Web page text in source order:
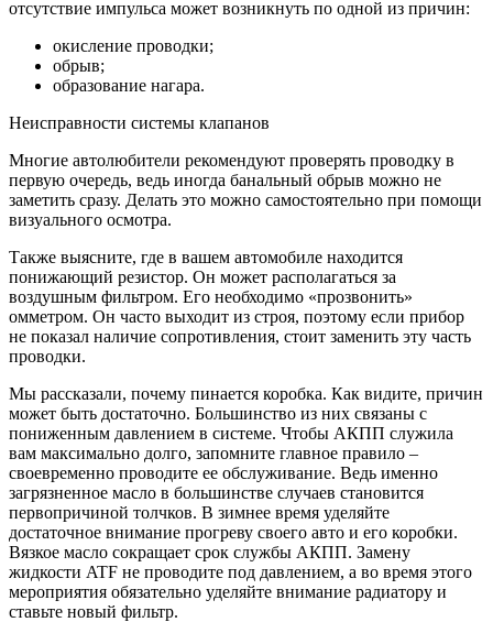
отсутствие импульса может возникнуть по одной из причин:
окисление проводки;
обрыв;
образование нагара.
Неисправности системы клапанов
Многие автолюбители рекомендуют проверять проводку в
первую очередь, ведь иногда банальный обрыв можно не
заметить сразу. Делать это можно самостоятельно при помощи
визуального осмотра.
Также выясните, где в вашем автомобиле находится
понижающий резистор. Он может располагаться за
воздушным фильтром. Его необходимо «прозвонить»
омметром. Он часто выходит из строя, поэтому если прибор
не показал наличие сопротивления, стоит заменить эту часть
проводки.
Мы рассказали, почему пинается коробка. Как видите, причин
может быть достаточно. Большинство из них связаны с
пониженным давлением в системе. Чтобы АКПП служила
вам максимально долго, запомните главное правило –
своевременно проводите ее обслуживание. Ведь именно
загрязненное масло в большинстве случаев становится
первопричиной толчков. В зимнее время уделяйте
достаточное внимание прогреву своего авто и его коробки.
Вязкое масло сокращает срок службы АКПП. Замену
жидкости ATF не проводите под давлением, а во время этого
мероприятия обязательно уделяйте внимание радиатору и
ставьте новый фильтр.